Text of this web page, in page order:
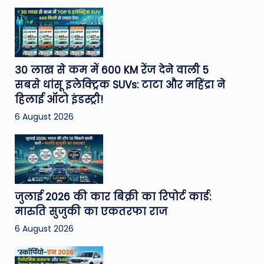
30 लाख से कम में 600 KM रेंज देने वाली 5
सबसे धांसू इलेक्ट्रिक SUVs: टाटा और महिंद्रा ने
हिलाई ऑटो इंडस्ट्री!
6 August 2026
जुलाई 2026 की कार बिक्री का रिपोर्ट कार्ड:
मारुति सुजुकी का एकतरफा राज
6 August 2026